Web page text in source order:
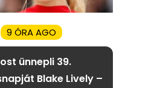
9 ÓRA AGO
ünnepli 39.
Blake Lively –